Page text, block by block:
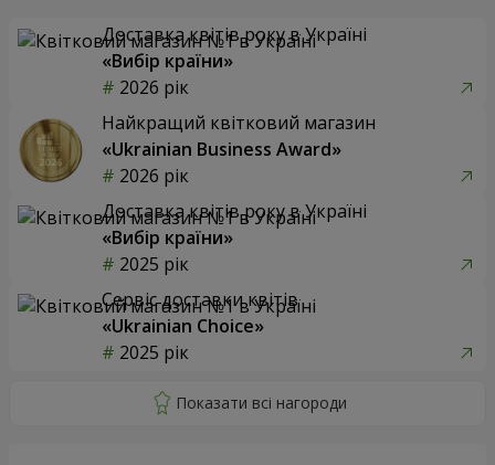
Доставка квітів року в Україні
«Вибір країни»
2026 рік
Найкращий квітковий магазин
«Ukrainian Business Award»
2026 рік
Доставка квітів року в Україні
«Вибір країни»
2025 рік
Сервіс доставки квітів
«Ukrainian Choice»
2025 рік